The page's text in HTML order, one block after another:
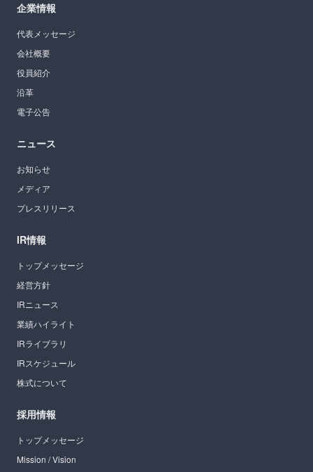
企業情報
代表メッセージ
会社概要
役員紹介
沿革
電子公告
ニュース
お知らせ
メディア
プレスリリース
IR情報
トップメッセージ
経営方針
IRニュース
業績ハイライト
IRライブラリ
IRスケジュール
株式について
採用情報
トップメッセージ
Mission / Vision